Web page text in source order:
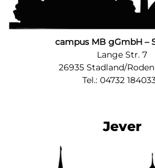
campus MB gGmbH –
Lange Str. 7
26935 Stadland/
Tel.: 04732
Jever